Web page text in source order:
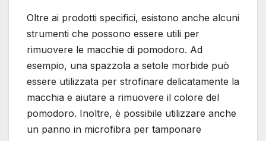
Oltre ai prodotti specifici, esistono anche alcuni
strumenti che possono essere utili per
rimuovere le macchie di pomodoro. Ad
esempio, una spazzola a setole morbide può
essere utilizzata per strofinare delicatamente la
macchia e aiutare a rimuovere il colore del
pomodoro. Inoltre, è possibile utilizzare anche
un panno in microfibra per tamponare